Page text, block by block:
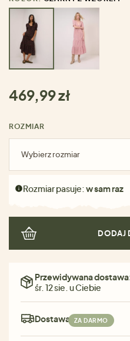
469,99 zł
ROZMIAR
Wybierz rozmiar
Rozmiar pasuje:w sam raz
DODAJ
Przewidywana
śr. 12 sie. u Ciebie
Dostawa: ZA DARMO